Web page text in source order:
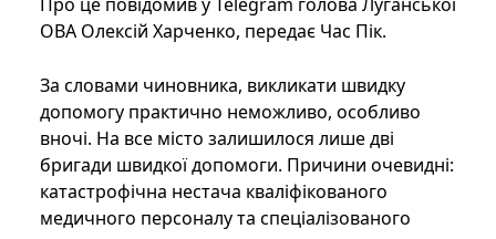
ОВА Олексій Харченко, передає Час Пік.
За словами чиновника, викликати швидку
допомогу практично неможливо, особливо
вночі. На все місто залишилося лише дві
бригади швидкої допомоги. Причини очевидні:
катастрофічна нестача кваліфікованого
медичного персоналу та спеціалізованого